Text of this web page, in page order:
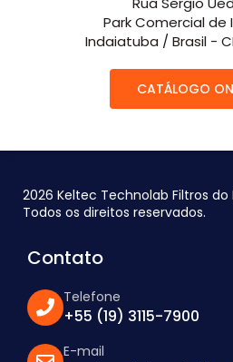
Park Comercial de
Indaiatuba / Brasil -
CATÁLOGO
2026 Keltec Technolab Filtros do
Todos os direitos reservados.
Contato
Telefone
+55 (19) 3115-7900
E-mail